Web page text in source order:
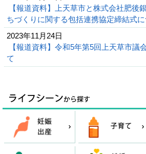
【報道資料】上天草市と株式会社肥後
ちづくりに関する包括連携協定締結式に
2023年11月24日
【報道資料】令和5年第5回上天草市議
て